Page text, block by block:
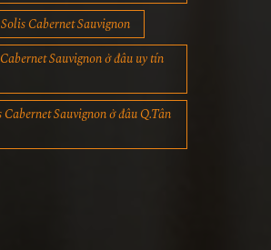
Cabernet Sauvignon
Sauvignon ở đâu uy tín
Sauvignon ở đâu Q.Tân